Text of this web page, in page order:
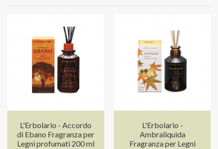
L'Erbolario - Accordo
di Ebano Fragranza per
Legni profumati 200 ml
L'Erbolario -
Ambraliquida
Fragranza per Legni